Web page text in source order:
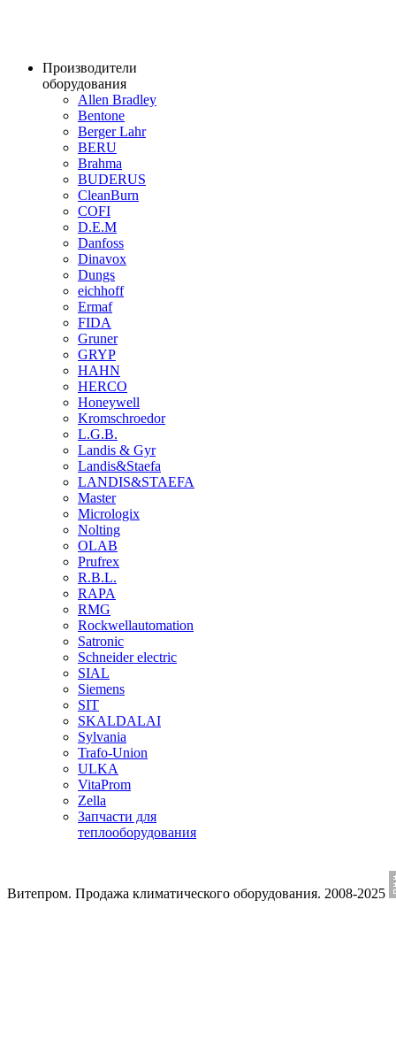
Производители
оборудования
Allen Bradley
Bentone
Berger Lahr
BERU
Brahma
BUDERUS
CleanBurn
COFI
D.E.M
Danfoss
Dinavox
Dungs
eichhoff
Ermaf
FIDA
Gruner
GRYP
HAHN
HERCO
Honeywell
Kromschroedor
L.G.B.
Landis & Gyr
Landis&Staefa
LANDIS&STAEFA
Master
Micrologix
Nolting
OLAB
Prufrex
R.B.L.
RAPA
RMG
Rockwellautomation
Satronic
Schneider electric
SIAL
Siemens
SIT
SKALDALAI
Sylvania
Trafo-Union
ULKA
VitaProm
Zella
Запчасти для
теплооборудования
Витепром. Продажа климатического оборудования. 2008-2025